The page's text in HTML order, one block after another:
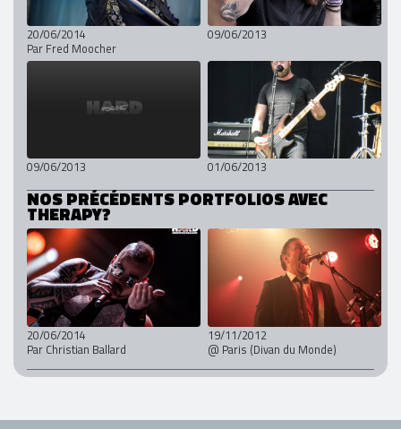
20/06/2014
Par Fred Moocher
09/06/2013
09/06/2013 01/06/2013
NOS PRÉCÉDENTS PORTFOLIOS AVEC
THERAPY?
20/06/2014
Par Christian Ballard
19/11/2012
@ Paris (Divan du Monde)